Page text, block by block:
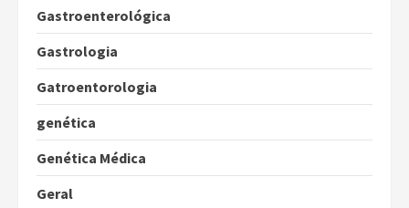
Gastroenterológica
Gastrologia
Gatroentorologia
genética
Genética Médica
Geral